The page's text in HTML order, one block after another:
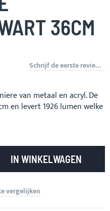
36CM
Schrijf de eerste review over dit product
van metaal en acryl. De
en levert 1926 lumen welke
IN WINKELWAGEN
vergelijken